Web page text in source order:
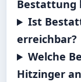
Bestattung
Ist
erreichbar?
Welche
Hitzinger